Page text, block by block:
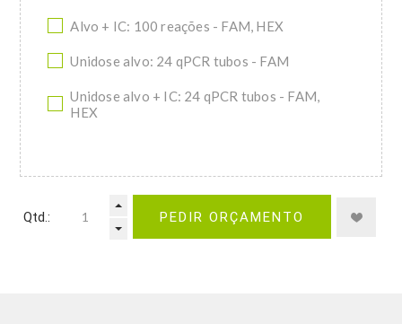
Alvo + IC: 100 reações - FAM, HEX
Unidose alvo: 24 qPCR tubos - FAM
Unidose alvo + IC: 24 qPCR tubos - FAM,
HEX
Qtd.: PEDIR ORÇAMENTO